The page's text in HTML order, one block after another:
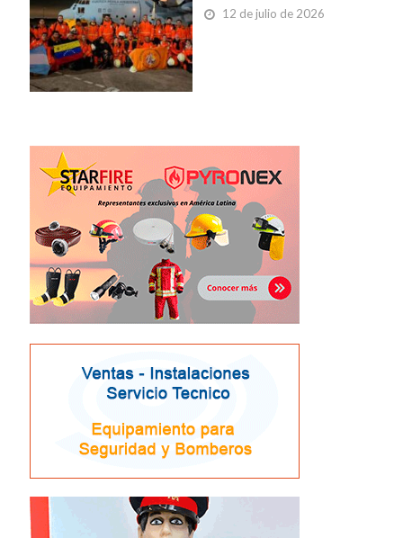
12 de julio de 2026